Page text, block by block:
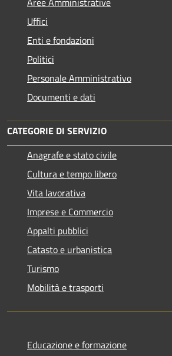
Uffici
Enti e fondazioni
Politici
Personale Amministrativo
Documenti e dati
CATEGORIE DI SERVIZIO
Anagrafe e stato civile
Cultura e tempo libero
Vita lavorativa
Imprese e Commercio
Appalti pubblici
Catasto e urbanistica
Turismo
Mobilità e trasporti
Educazione e formazione